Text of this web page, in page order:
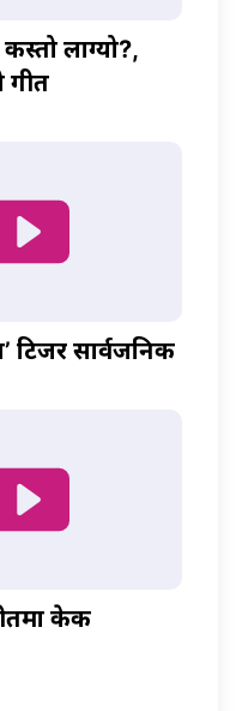
लाग्यो?,
गीत
टिजर सार्वजनिक
केकी